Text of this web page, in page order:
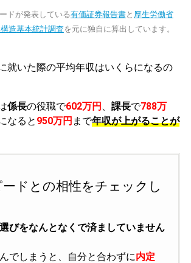
ドが発表している有価証券報告書と 厚生労働省
造基本統計調査を元に独自に算出しています。
就いた際の平均年収はいくらになるの
係長の役職で602万円 課長で788万
なると 950万円 まで年収が上がることが
ドとの相性をチェックし
びをなんとなくで済ましていません
でしまうと、自分と合わずに内定